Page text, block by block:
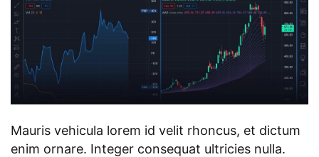
Mauris vehicula lorem id velit rhoncus, et dictum
enim ornare. Integer consequat ultricies nulla.